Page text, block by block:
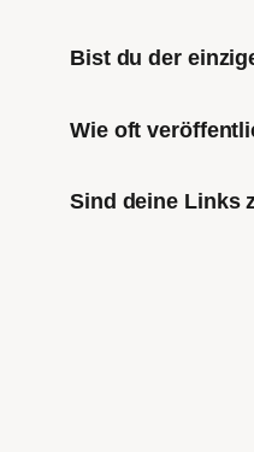
Bist du der
Wie oft
Sind deine Links